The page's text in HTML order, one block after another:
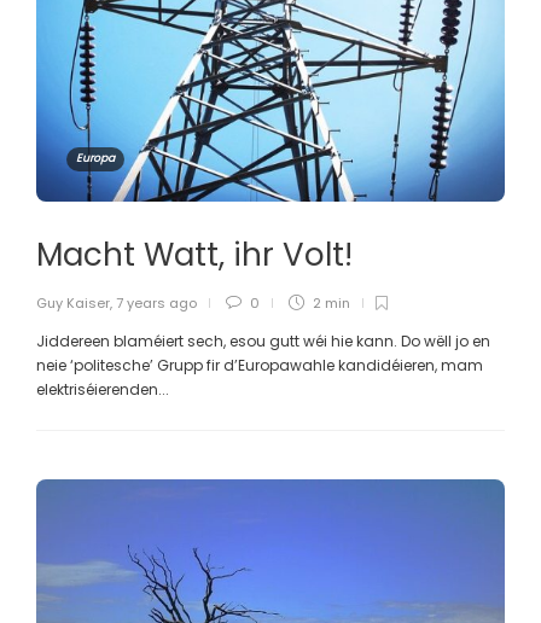
Europa
Macht Watt, ihr Volt!
Guy Kaiser, 7 years ago 0 2 min
Jiddereen blaméiert sech, esou gutt wéi hie kann. Do wëll jo en
neie ‘politesche’ Grupp fir d’Europawahle kandidéieren, mam
elektriséierenden...